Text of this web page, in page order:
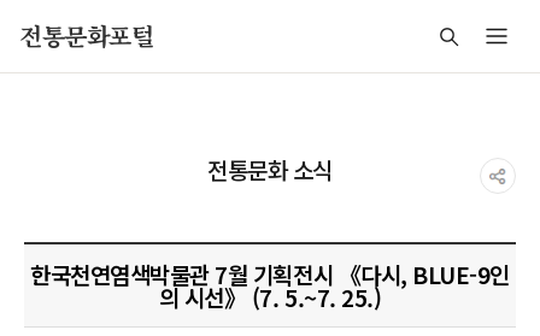
전통문화포털
전통문화 소식
한국천연염색박물관 7월 기획전시 《다시, BLUE-9인
의 시선》 (7. 5.~7. 25.)